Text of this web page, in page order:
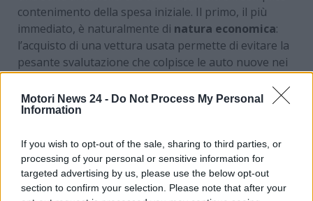
Motori News 24 - Do Not Process My Personal
Information
If you wish to opt-out of the sale, sharing to third parties, or
processing of your personal or sensitive information for
targeted advertising by us, please use the below opt-out
section to confirm your selection. Please note that after your
contenimento della spesa iniziale. Il primo, il più
immediato, è naturalmente di natura economica:
l’acquisto di una vettura usata permette di evitare la
pesante svalutazione che colpisce le auto nuove nei
raggiungere percentuali significative già al termine
del primo anno di possesso.
Accanto al risparmio in fase di acquisto, va
considerata lamaggiore ampiezza dell’offerta
mercato di seconda mano consente di valutare
modelli ormai usciti di produzione, allestimenti